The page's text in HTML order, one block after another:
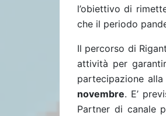
l’obiettivo di
che il periodo
Il percorso di
attività per
partecipazione alla
novembre. E’
Partner di canale